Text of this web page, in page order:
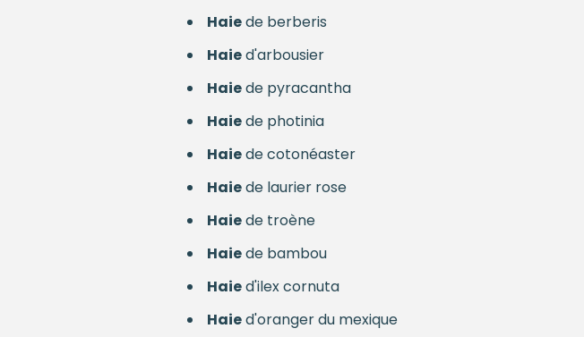
Haiede berberis
Haied'arbousier
Haiede pyracantha
Haiede photinia
Haiede cotonéaster
Haiede laurier rose
Haiede troène
Haiede bambou
Haied'ilex cornuta
Haied'oranger du mexique